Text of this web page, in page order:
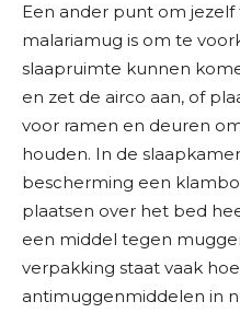
Een ander punt om
malariamug is om te
slaapruimte kunnen
en zet de airco aan, of
voor ramen en deuren
houden. In de
bescherming een
plaatsen over het bed
een middel tegen
verpakking staat vaak
antimuggenmiddelen in